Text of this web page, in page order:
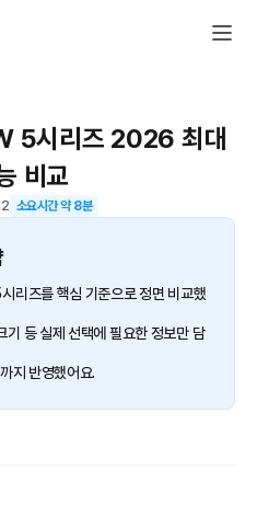
5시리즈 2026 최대
비교
소요시간 약8분
리즈를 핵심 기준으로 정면 비교했
기 등 실제 선택에 필요한 정보만 담
지 반영했어요.